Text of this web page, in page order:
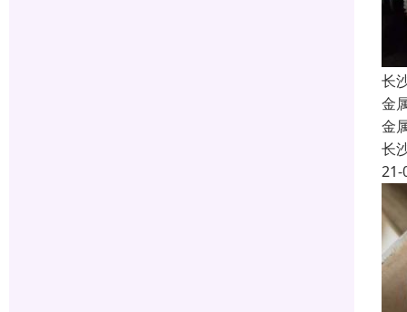
长
金
金
长
21-